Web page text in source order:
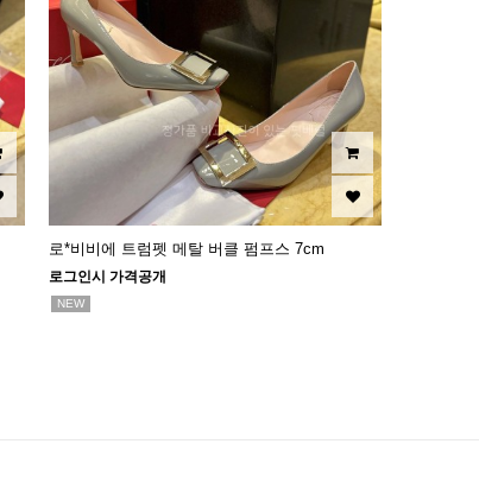
로*비비에 트럼펫 메탈 버클 펌프스 7cm
로그인시 가격공개
NEW